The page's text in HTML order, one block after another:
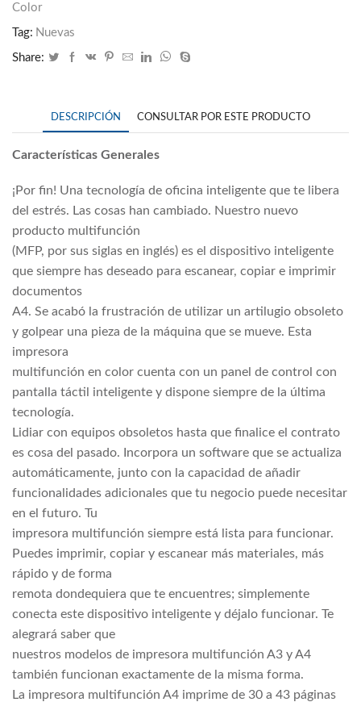
Color
Tag: Nuevas
Share:
DESCRIPCIÓN CONSULTAR POR ESTE PRODUCTO
Características Generales
¡Por fin! Una tecnología de oficina inteligente que te libera
del estrés. Las cosas han cambiado. Nuestro nuevo
producto multifunción
(MFP, por sus siglas en inglés) es el dispositivo inteligente
que siempre has deseado para escanear, copiar e imprimir
documentos
A4. Se acabó la frustración de utilizar un artilugio obsoleto
y golpear una pieza de la máquina que se mueve. Esta
impresora
multifunción en color cuenta con un panel de control con
pantalla táctil inteligente y dispone siempre de la última
tecnología.
Lidiar con equipos obsoletos hasta que finalice el contrato
es cosa del pasado. Incorpora un software que se actualiza
automáticamente, junto con la capacidad de añadir
funcionalidades adicionales que tu negocio puede necesitar
en el futuro. Tu
impresora multifunción siempre está lista para funcionar.
Puedes imprimir, copiar y escanear más materiales, más
rápido y de forma
remota dondequiera que te encuentres; simplemente
conecta este dispositivo inteligente y déjalo funcionar. Te
alegrará saber que
nuestros modelos de impresora multifunción A3 y A4
también funcionan exactamente de la misma forma.
La impresora multifunción A4 imprime de 30 a 43 páginas